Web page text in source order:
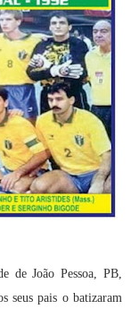
de João Pessoa, PB,
seus pais o batizaram